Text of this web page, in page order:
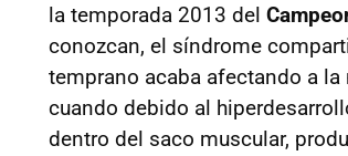
la temporada 2013 del
conozcan, el síndrome
temprano acaba afectando a
cuando debido al
dentro del saco muscular,